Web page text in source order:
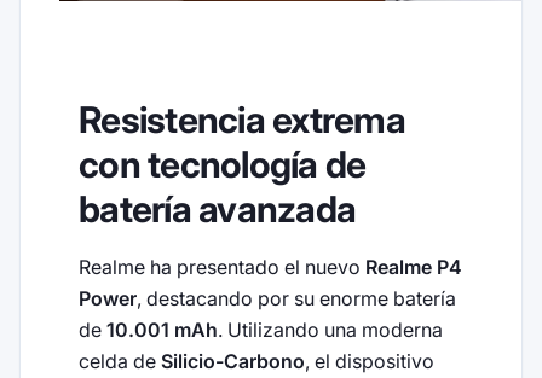
Resistencia extrema
con tecnología de
batería avanzada
Realme ha presentado el nuevo Realme P4
Power, destacando por su enorme batería
de 10.001 mAh. Utilizando una moderna
celda de Silicio-Carbono, el dispositivo